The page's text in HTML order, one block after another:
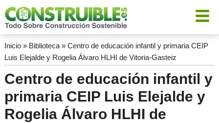
Inicio» Biblioteca» Centro de educación infantil y primaria CEIP
Luis Elejalde y Rogelia Álvaro HLHI de Vitoria-Gasteiz
Centro de educación infantil y
primaria CEIP Luis Elejalde y
Rogelia Álvaro HLHI de